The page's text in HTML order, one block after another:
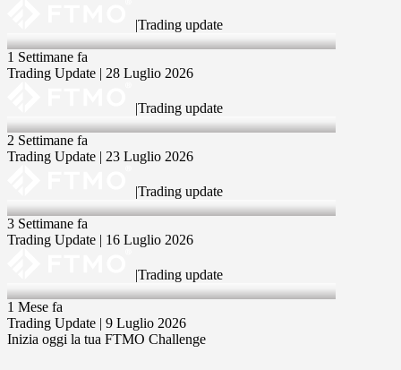
|Trading update
28 Jul 2026
1 Settimane fa
Trading Update | 28 Luglio 2026
|Trading update
23 Jul 2026
2 Settimane fa
Trading Update | 23 Luglio 2026
|Trading update
16 Jul 2026
3 Settimane fa
Trading Update | 16 Luglio 2026
|Trading update
9 Jul 2026
1 Mese fa
Trading Update | 9 Luglio 2026
Inizia oggi la tua FTMO Challenge